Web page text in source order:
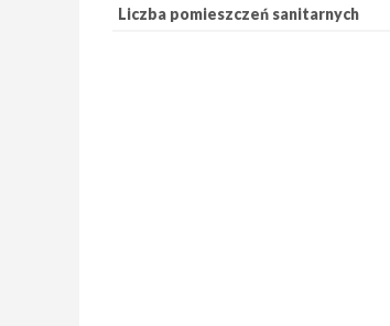
Liczba pomieszczeń sanitarnych